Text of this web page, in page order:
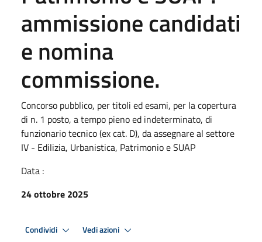
ammissione candidati
e nomina
commissione.
Concorso pubblico, per titoli ed esami, per la copertura
di n. 1 posto, a tempo pieno ed indeterminato, di
funzionario tecnico (ex cat. D), da assegnare al settore
IV - Edilizia, Urbanistica, Patrimonio e SUAP
Data :
24 ottobre 2025
Condividi Vedi azioni